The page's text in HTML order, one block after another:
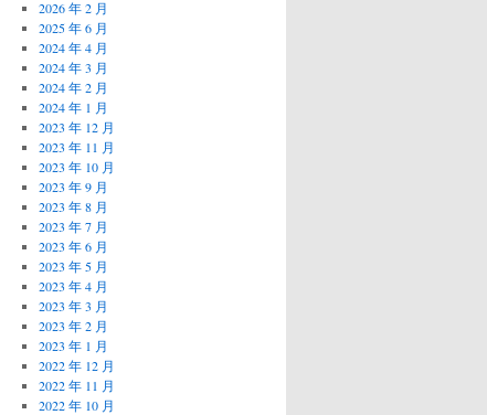
2026 年 2 月
2025 年 6 月
2024 年 4 月
2024 年 3 月
2024 年 2 月
2024 年 1 月
2023 年 12 月
2023 年 11 月
2023 年 10 月
2023 年 9 月
2023 年 8 月
2023 年 7 月
2023 年 6 月
2023 年 5 月
2023 年 4 月
2023 年 3 月
2023 年 2 月
2023 年 1 月
2022 年 12 月
2022 年 11 月
2022 年 10 月